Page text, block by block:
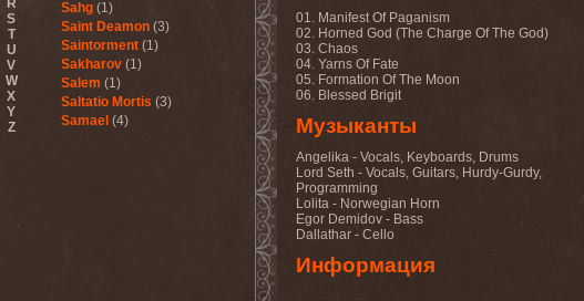
R
S
T
U
V
W
X
Y
Z
Sahg (1)
Saint Deamon (3)
Saintorment (1)
Sakharov (1)
Salem (1)
Saltatio Mortis (3)
Samael (4)
01. Manifest Of Paganism
02. Horned God (The Charge Of The God)
03. Chaos
04. Yarns Of Fate
05. Formation Of The Moon
06. Blessed Brigit
Музыканты
Angelika - Vocals, Keyboards, Drums
Lord Seth - Vocals, Guitars, Hurdy-Gurdy,
Programming
Lolita - Norwegian Horn
Egor Demidov - Bass
Dallathar - Cello
Информация